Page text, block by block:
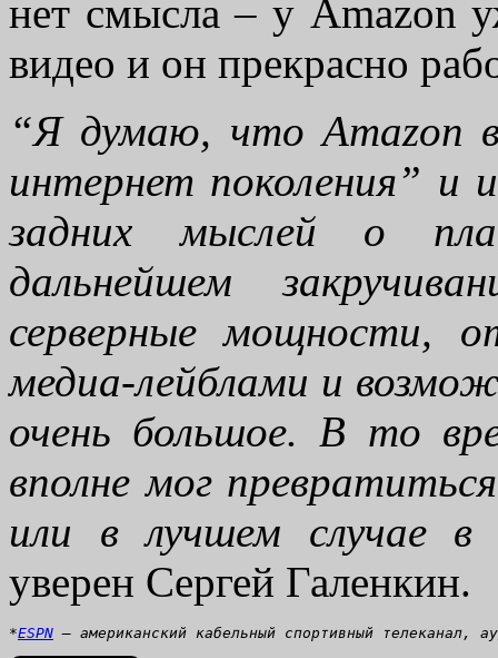
нет смысла – у Amazon
видео и он прекрасно
“Я думаю, что Amazon
интернет поколения” и
задних мыслей о
дальнейшем
серверные мощности,
медиа-лейблами и
очень большое. В то
вполне мог
или в лучшем случае в
уверен Сергей Галенкин.
*ESPN — американский кабельный спортивный телеканал,